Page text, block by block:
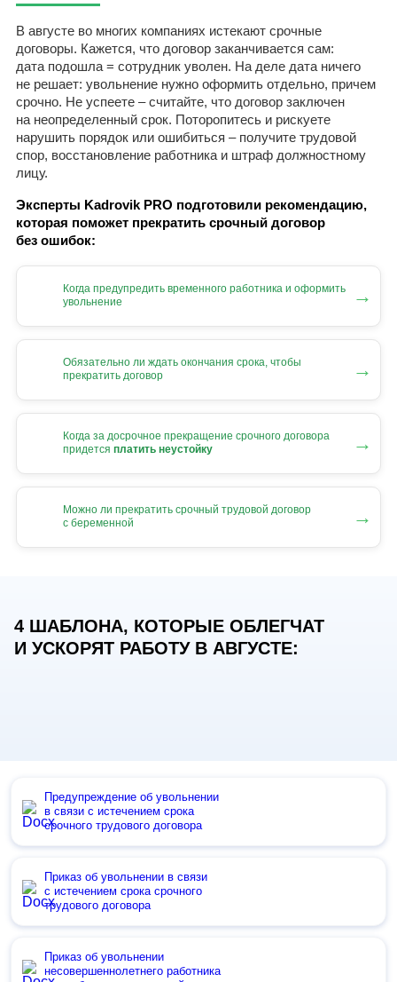
В августе во многих компаниях истекают срочные
договоры. Кажется, что договор заканчивается сам:
дата подошла = сотрудник уволен. На деле дата ничего
не решает: увольнение нужно оформить отдельно, причем
срочно. Не успеете – считайте, что договор заключен
на неопределенный срок. Поторопитесь и рискуете
нарушить порядок или ошибиться – получите трудовой
спор, восстановление работника и штраф должностному
лицу.
Эксперты Kadrovik PRO подготовили рекомендацию,
которая поможет прекратить срочный договор
без ошибок:
Когда предупредить временного работника и оформить
увольнение
→
Обязательно ли ждать окончания срока, чтобы
прекратить договор
→
Когда за досрочное прекращение срочного договора
придется платить неустойку →
Можно ли прекратить срочный трудовой договор
с беременной
→
4 ШАБЛОНА, КОТОРЫЕ ОБЛЕГЧАТ
И УСКОРЯТ РАБОТУ В АВГУСТЕ:
Предупреждение об увольнении
в связи с истечением срока
срочного трудового договора
Приказ об увольнении в связи
с истечением срока срочного
трудового договора
Приказ об увольнении
несовершеннолетнего работника